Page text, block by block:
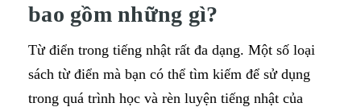
bao gồm những gì?
Từ điển trong tiếng nhật rất đa dạng. Một số loại
sách từ điển mà bạn có thể tìm kiếm để sử dụng
trong quá trình học và rèn luyện tiếng nhật của